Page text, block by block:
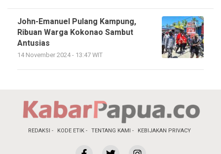
John-Emanuel Pulang Kampung,
Ribuan Warga Kokonao Sambut
Antusias
14 November 2024 - 13:47 WIT
REDAKSI KODE ETIK TENTANG KAMI KEBIJAKAN PRIVACY